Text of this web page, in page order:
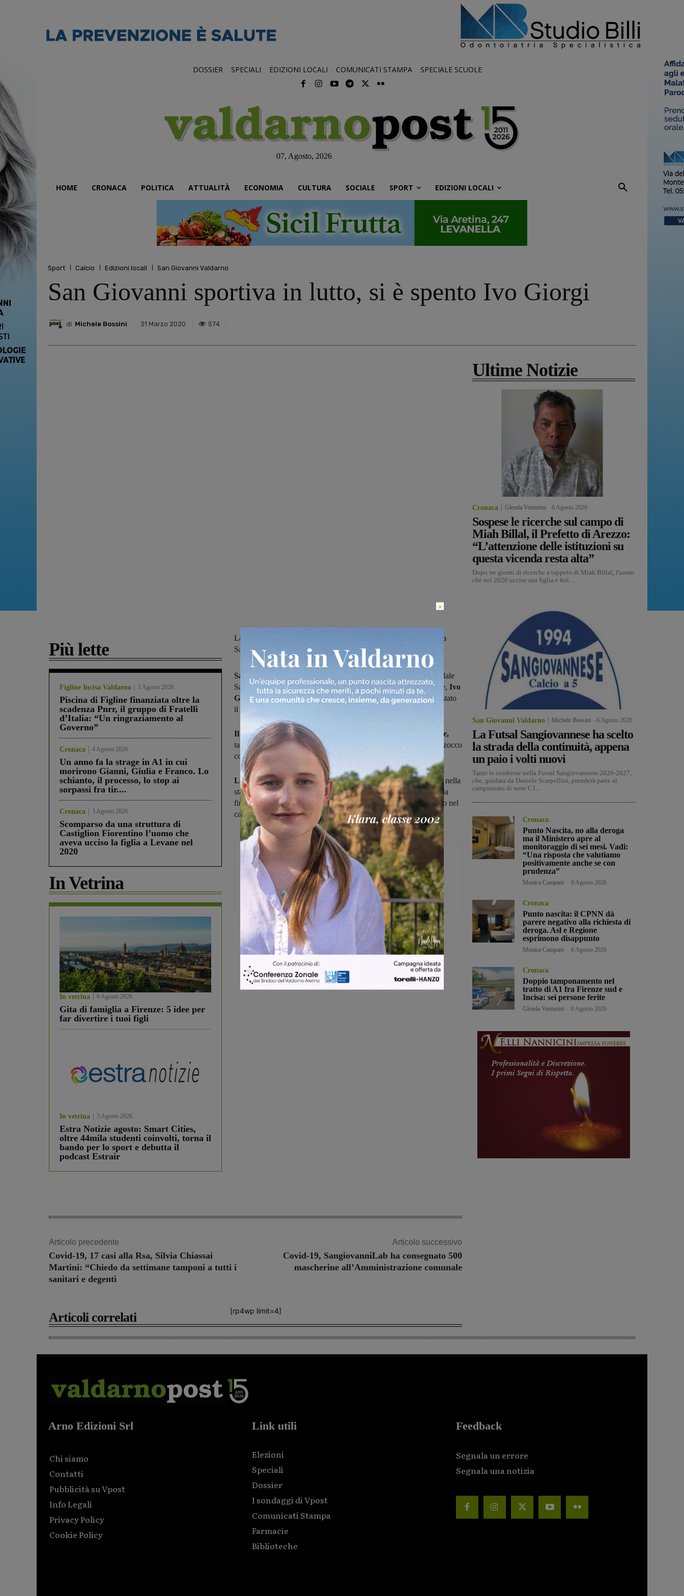
DOSSIER SPECIALI EDIZIONI LOCALI COMUNICATI STAMPA SPECIALE SCUOLE
07, Agosto, 2026
HOME CRONACA POLITICA ATTUALITÀ ECONOMIA CULTURA SOCIALE SPORT EDIZIONI LOCALI
Sport Calcio Edizioni locali San Giovanni Valdarno
San Giovanni sportiva in lutto, si è spento Ivo Giorgi
di Michele Bossini 31 Marzo 2020 574
Più lette
Figline Incisa Valdarno 1 Agosto 2026
Piscina di Figline finanziata oltre la
scadenza Pnrr, il gruppo di Fratelli
d’Italia: “Un ringraziamento al
Governo”
Cronaca 4 Agosto 2026
Un anno fa la strage in A1 in cui
morirono Gianni, Giulia e Franco. Lo
schianto, il processo, lo stop ai
sorpassi fra tir....
Cronaca 3 Agosto 2026
Scomparso da una struttura di
Castiglion Fiorentino l’uomo che
aveva ucciso la figlia a Levane nel
2020
In Vetrina
In vetrina 6 Agosto 2026
Gita di famiglia a Firenze: 5 idee per
far divertire i tuoi figli
In vetrina 3 Agosto 2026
Estra Notizie agosto: Smart Cities,
oltre 44mila studenti coinvolti, torna il
bando per lo sport e debutta il
podcast Estrair
La morte all’ospedale Arezzo all’età di 95 anni, fu presidente della
Sangiovannese dalla stagione 1969-1970 alla stagione 1982-1983
San Giovanni sportiva in lutto, si è spento questa notte all'ospedale
San Donato di Arezzo, dove era stato trasferito dalla rsa di Bucine, Ivo
Giorgi.Aveva 95 anni e pare che a causare la sua scomparsa sia stato
il Covid-19.
Il suo nome è legato a doppio filo a quello della Sangiovannese,
tanto da essere ricordato negli oltre novanta anni di storia del Marzocco
come ilpresidente piu longevo, ben quattordici stagioni
La sua avventura come numero unodel Marzocco prese avvio nella
stagione1969-170succedendo a Giuliano Balestri e rimase in sella
fino all'annata1982-1983. Il suo miglior risultato fu il quarto posto nel
campionato di serie C 1974-1975.
Michele Bossini
Share
Articolo precedente
Covid-19, 17 casi alla Rsa, Silvia Chiassai
Martini: “Chiedo da settimane tamponi a tutti i
sanitari e degenti
Articolo successivo
Covid-19, SangiovanniLab ha consegnato 500
mascherine all’Amministrazione comunale
[rp4wp limit=4]
Articoli correlati
Ultime Notizie
Cronaca Glenda Venturini 6 Agosto 2026
Sospese le ricerche sul campo di
Miah Billal, il Prefetto di Arezzo:
“L’attenzione delle istituzioni su
questa vicenda resta alta”
Dopo tre giorni di ricerche a tappeto di Miah Billal, l'uomo
che nel 2020 uccise sua figlia e ferì...
San Giovanni Valdarno Michele Bossini 6 Agosto 2026
La Futsal Sangiovannese ha scelto
la strada della continuità, appena
un paio i volti nuovi
Tante le conferme nella Futsal Sangiovannese 2026-2027,
che, guidata da Daniele Scarpellini, prenderà parte al
campionato di serie C1...
Cronaca
Punto Nascita, no alla deroga
ma il Ministero apre al
monitoraggio di sei mesi. Vadi:
“Una risposta che valutiamo
positivamente anche se con
prudenza”
Monica Campani 6 Agosto 2026
Cronaca
Punto nascita: il CPNN dà
parere negativo alla richiesta di
deroga. Asl e Regione
esprimono disappunto
Monica Campani 6 Agosto 2026
Cronaca
Doppio tamponamento nel
tratto di A1 fra Firenze sud e
Incisa: sei persone ferite
Glenda Venturini 6 Agosto 2026
Arno Edizioni Srl
Chi siamo
Contatti
Pubblicità su Vpost
Info Legali
Privacy Policy
Cookie Policy
Link utili
Elezioni
Speciali
Dossier
I sondaggi di Vpost
Comunicati Stampa
Farmacie
Biblioteche
Feedback
Segnala un errore
Segnala una notizia
×